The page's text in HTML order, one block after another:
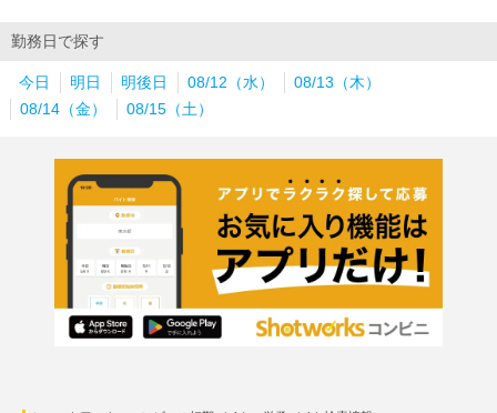
勤務日で探す
今日 明日 明後日 08/12（水）
08/13（木）
08/14（金）
08/15（土）